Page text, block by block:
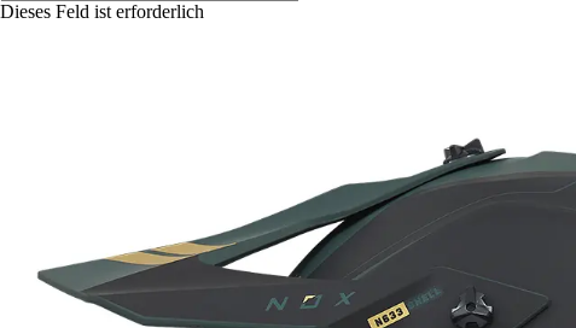
Dieses Feld ist erforderlich